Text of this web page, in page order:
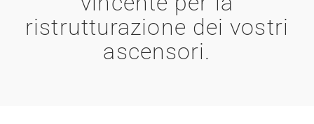
ristrutturazione dei vostri
ascensori.